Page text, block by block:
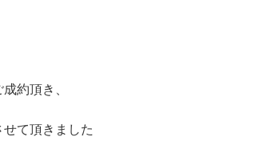
約頂き、
て頂きました